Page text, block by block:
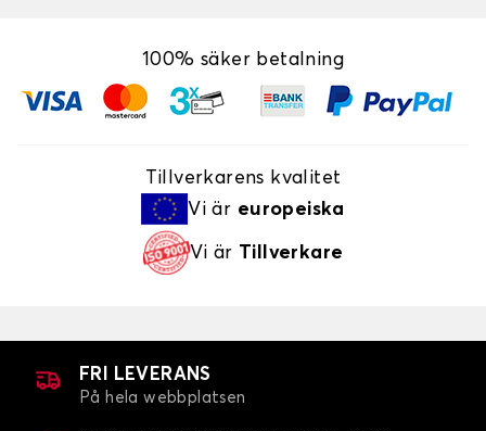
100% säker betalning
Tillverkarens kvalitet
Vi är europeiska
Vi är Tillverkare
FRI LEVERANS
På hela webbplatsen